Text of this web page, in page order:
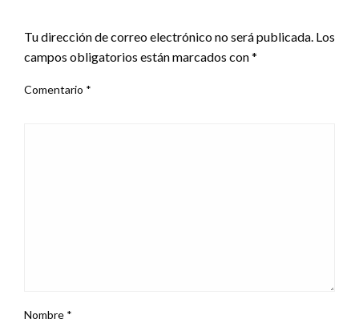
Tu dirección de correo electrónico no será publicada. Los
campos obligatorios están marcados con*
Comentario *
Nombre *